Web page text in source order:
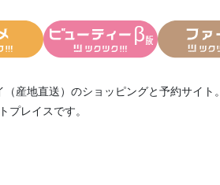
産地直送） のショッピングと予約サイト。
プレイスです。